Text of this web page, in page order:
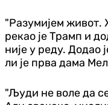
"Разумијем живот.
рекао је Трамп и
није у реду. Додао
ли је прва дама
"Људи не воле да